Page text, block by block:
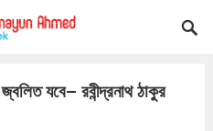
যবে– রবীন্দ্রনাথ ঠাকুর